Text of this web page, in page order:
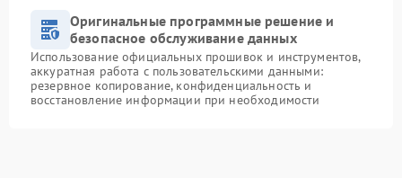
Оригинальные программные решение и
безопасное обслуживание данных
Использование официальных прошивок и инструментов,
аккуратная работа с пользовательскими данными:
резервное копирование, конфиденциальность и
восстановление информации при необходимости